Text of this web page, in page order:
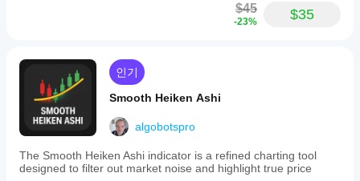
$45
-23% $35
인기
Smooth Heiken Ashi
algobotspro
The Smooth Heiken Ashi indicator is a refined charting tool
designed to filter out market noise and highlight true price